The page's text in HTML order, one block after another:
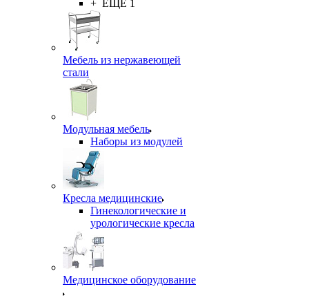
+ ЕЩЕ 1
Мебель из нержавеющей
стали
Модульная мебель
Наборы из модулей
Кресла медицинские
Гинекологические и
урологические кресла
Медицинское оборудование